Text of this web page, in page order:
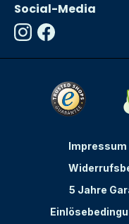
Social-Media
Impressum
5 Jahre